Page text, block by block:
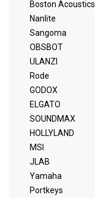
Boston Acoustics
Nanlite
Sangoma
OBSBOT
ULANZI
Rode
GODOX
ELGATO
SOUNDMAX
HOLLYLAND
MSI
JLAB
Yamaha
Portkeys